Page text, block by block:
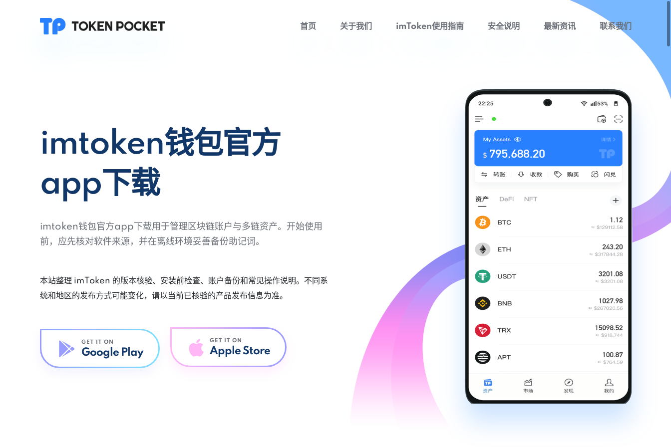
首页 关于我们 imToken使用指南 安全说明 最新资讯 联系我们
imtoken钱包官方
app下载
imtoken钱包官方app下载用于管理区块链账户与多链资产。开始使用
前，应先核对软件来源，并在离线环境妥善备份助记词。
本站整理 imToken 的版本核验、安装前检查、账户备份和常见操作说明。不同系
统和地区的发布方式可能变化，请以当前已核验的产品发布信息为准。
GET IT ON
Google Play
GET IT ON
Apple Store